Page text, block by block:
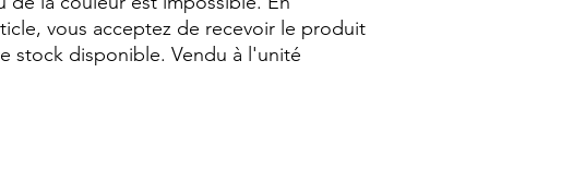
vous acceptez de recevoir le produit
stock disponible. Vendu à l'unité